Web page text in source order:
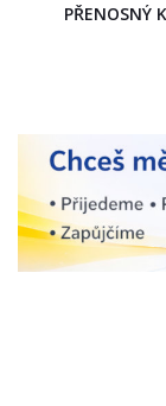
PŘENOSNÝ